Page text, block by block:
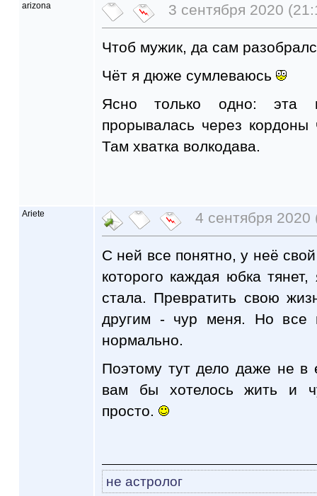
arizona 3 сентября 2020
Чтоб мужик, да сам
Чёт я дюже сумлеваюсь
Ясно только одно: эта
прорывалась через
Там хватка волкодава.
Ariete 4 сентября 2020
С ней все понятно, у неё
которого каждая юбка
стала. Превратить свою
другим - чур меня. Но все
нормально.
Поэтому тут дело даже не
вам бы хотелось жить и
просто.
не астролог